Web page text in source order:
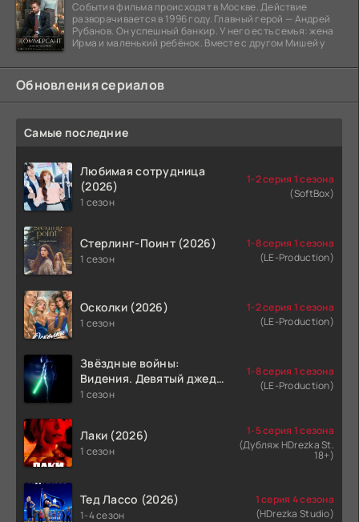
События фильма происходят в Москве. Действие
разворачивается в 1996 году. Главный герой — Андрей
Рубанов. Он успешный банкир. У него есть семья: жена
Ирма и маленький ребёнок. Вместе с другом Мишей у
Обновления сериалов
Самые последние
Любимая сотрудница
(2026)
1 сезон
1-2 серия 1 сезона
(SoftBox)
Стерлинг-Поинт (2026)
1 сезон
1-8 серия 1 сезона
(LE-Production)
Осколки (2026)
1 сезон
1-2 серия 1 сезона
(LE-Production)
Звёздные войны:
Видения. Девятый джедай
(2026)
1 сезон
1-8 серия 1 сезона
(LE-Production)
Лаки (2026)
1 сезон
1-5 серия 1 сезона
(Дубляж HDrezka St.
18+)
Тед Лассо (2026)
1-4 сезон
1 серия 4 сезона
(HDrezka Studio)